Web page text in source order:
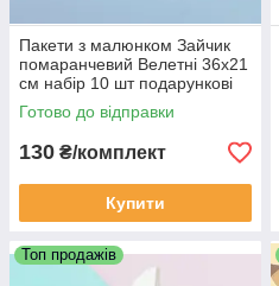
Пакети з малюнком Зайчик
помаранчевий Велетні 36х21
см набір 10 шт подарункові
дитячі з вушками зав'язками
Готово до відправки
130 ₴/комплект
Купити
Топ продажів